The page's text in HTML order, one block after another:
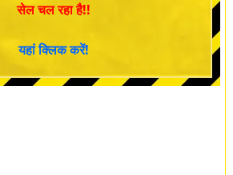
सेल चल रहा है!!
यहां क्लिक करें!